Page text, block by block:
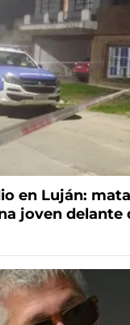
en Luján:
joven delante